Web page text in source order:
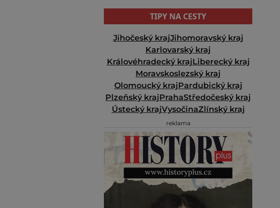
TIPY NA CESTY
Jihočeský krajJihomoravský kraj
Karlovarský kraj
Královéhradecký krajLiberecký kraj
Moravskoslezský kraj
Olomoucký krajPardubický kraj
Plzeňský krajPrahaStředočeský kraj
Ústecký krajVysočinaZlínský kraj
reklama